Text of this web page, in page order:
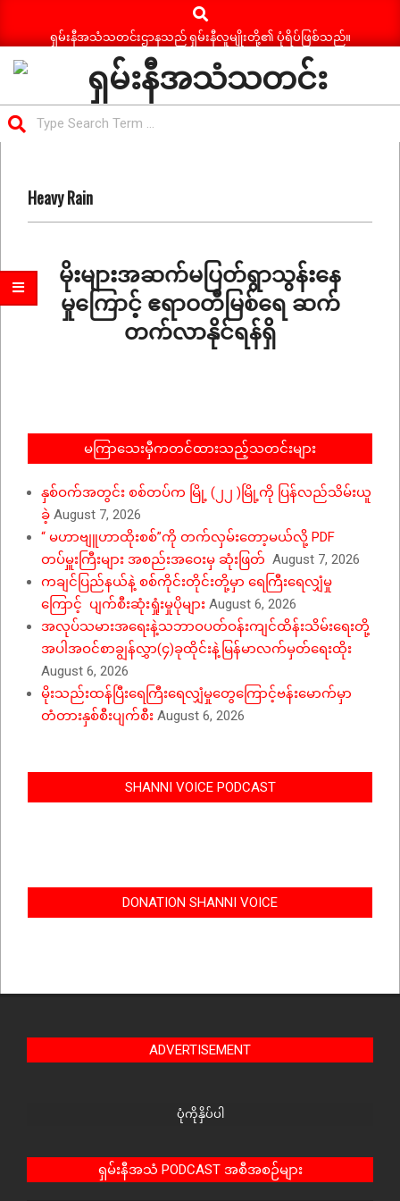
Search
ရှမ်းနီအသံသတင်းဌာနသည် ရှမ်းနီလူမျိုးတို့၏ ပုံရိပ်ဖြစ်သည်။
ရှမ်း
နီ
သတင်း
MenuHeavy Rain
မိုးများအဆက်မပြတ်ရွာသွန်းနေ
မှုကြောင့် ဧရာဝတီမြစ်ရေ ဆက်
တက်လာနိုင်ရန်ရှိ
မကြာသေးမှီကတင်ထားသည့်သတင်းများ
နှစ်ဝက်အတွင်း စစ်တပ်က မြို့ (၂၂ )မြို့ကို ပြန်လည်သိမ်းယူ
ခဲ့ August 7, 2026
“ မဟာဗျူဟာထိုးစစ်”ကို တက်လှမ်းတော့မယ်လို့ PDF
တပ်မှူးကြီးများ အစည်းအဝေးမှ ဆုံးဖြတ် August 7, 2026
ကချင်ပြည်နယ်နဲ့ စစ်ကိုင်းတိုင်းတို့မှာ ရေကြီးရေလျှံမှု
ကြောင့် ပျက်စီးဆုံးရှုံးမှုပိုများ August 6, 2026
အလုပ်သမားအရေးနဲ့သဘာဝပတ်ဝန်းကျင်ထိန်းသိမ်းရေးတို့
အပါအဝင်စာချွန်လွှာ(၄)ခုထိုင်းနဲ့မြန်မာလက်မှတ်ရေးထိုး
August 6, 2026
မိုးသည်းထန်ပြီးရေကြီးရေလျှံမှုတွေကြောင့်ဗန်းမောက်မှာ
တံတားနှစ်စီးပျက်စီး August 6, 2026
SHANNI VOICE PODCAST
DONATION SHANNI VOICE
ADVERTISEMENT
ပုံကိုနှိပ်ပါ
ရှမ်းနီအသံ PODCAST အစီအစဉ်များ